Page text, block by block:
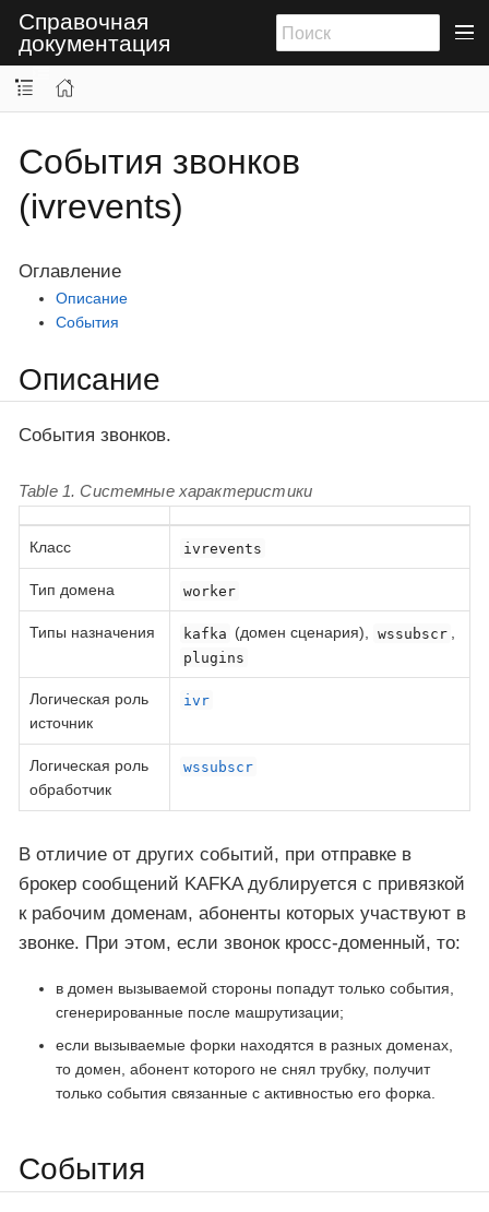
Справочная
документация
События звонков
(ivrevents)
Оглавление
Описание
События
Описание
События звонков.
Table 1. Системные характеристики
Класс ivrevents
Тип домена worker
Типы назначения kafka (домен сценария), wssubscr ,
plugins
Логическая роль
источник
ivr
Логическая роль
обработчик
wssubscr
В отличие от других событий, при отправке в
брокер сообщений KAFKA дублируется с привязкой
к рабочим доменам, абоненты которых участвуют в
звонке. При этом, если звонок кросс-доменный, то:
в домен вызываемой стороны попадут только события,
сгенерированные после машрутизации;
если вызываемые форки находятся в разных доменах,
то домен, абонент которого не снял трубку, получит
только события связанные с активностью его форка.
События